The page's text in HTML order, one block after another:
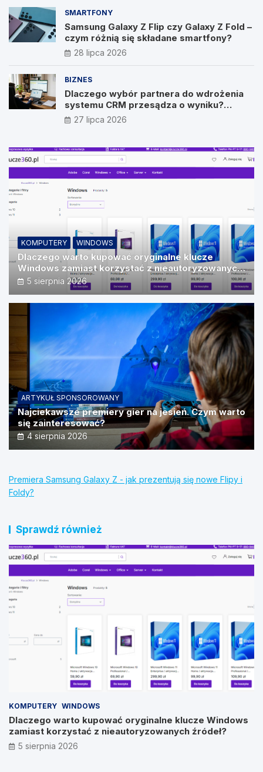
SMARTFONY
Samsung Galaxy Z Flip czy Galaxy Z Fold –
czym różnią się składane smartfony?
28 lipca 2026
BIZNES
Dlaczego wybór partnera do wdrożenia
systemu CRM przesądza o wyniku?
Wywiad z Pawłem Prymakowskim, CEO IT
Vision
27 lipca 2026
KOMPUTERY WINDOWS
Dlaczego warto kupować oryginalne klucze
Windows zamiast korzystać z nieautoryzowanych
źródeł?
5 sierpnia 2026
ARTYKUŁ SPONSOROWANY
Najciekawsze premiery gier na jesień. Czym warto
się zainteresować?
4 sierpnia 2026
Premiera Samsung Galaxy Z - jak prezentują się nowe Flipy i
Foldy?
Sprawdź również
KOMPUTERY WINDOWS
Dlaczego warto kupować oryginalne klucze Windows
zamiast korzystać z nieautoryzowanych źródeł?
5 sierpnia 2026